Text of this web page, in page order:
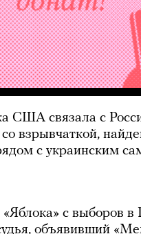
США связала с
взрывчаткой,
с украинским
с выборов в
объявивший